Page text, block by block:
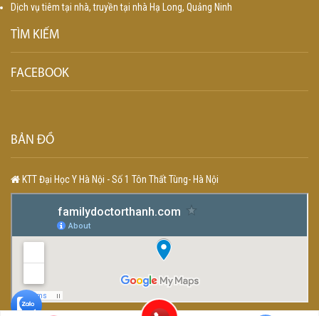
Dịch vụ tiêm tại nhà, truyền tại nhà Hạ Long, Quảng Ninh
TÌM KIẾM
FACEBOOK
BẢN ĐỒ
KTT Đại Học Y Hà Nội - Số 1 Tôn Thất Tùng- Hà Nội